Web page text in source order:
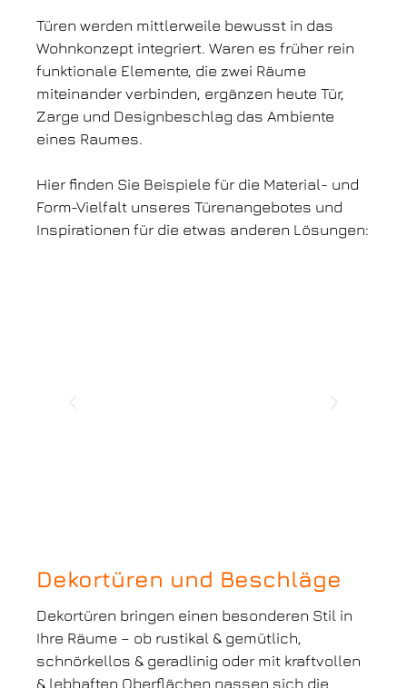
Türen werden mittlerweile bewusst in das
Wohnkonzept integriert. Waren es früher rein
funktionale Elemente, die zwei Räume
miteinander verbinden, ergänzen heute Tür,
Zarge und Designbeschlag das Ambiente
eines Raumes.
Hier finden Sie Beispiele für die Material- und
Form-Vielfalt unseres Türenangebotes und
Inspirationen für die etwas anderen Lösungen:
Dekortüren und Beschläge
Dekortüren bringen einen besonderen Stil in
Ihre Räume – ob rustikal & gemütlich,
schnörkellos & geradlinig oder mit kraftvollen
& lebhaften Oberflächen passen sich die